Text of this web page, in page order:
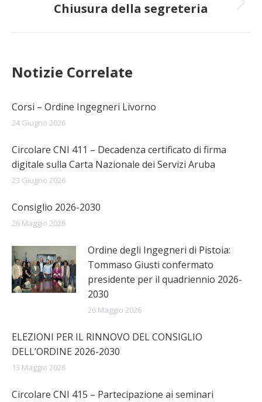
post
Prossimo
Chiusura della segreteria
Notizie Correlate
Corsi – Ordine Ingegneri Livorno
24 Giugno 2026
Circolare CNI 411 – Decadenza certificato di firma
digitale sulla Carta Nazionale dei Servizi Aruba
23 Giugno 2026
Consiglio 2026-2030
26 Maggio 2026
Ordine degli Ingegneri di Pistoia:
Tommaso Giusti confermato
presidente per il quadriennio 2026-
2030
26 Maggio 2026
ELEZIONI PER IL RINNOVO DEL CONSIGLIO
DELL’ORDINE 2026-2030
13 Maggio 2026
Circolare CNI 415 – Partecipazione ai seminari